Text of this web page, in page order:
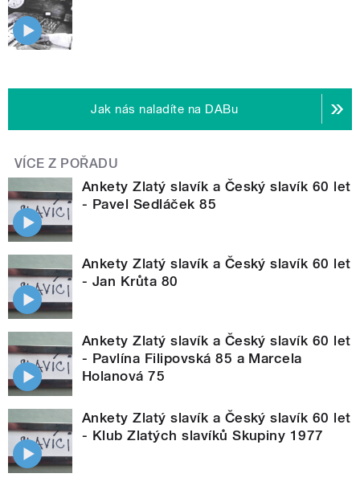
Jak nás naladíte na DABu
VÍCE Z POŘADU
Ankety Zlatý slavík a Český slavík 60 let
- Pavel Sedláček 85
Ankety Zlatý slavík a Český slavík 60 let
- Jan Krůta 80
Ankety Zlatý slavík a Český slavík 60 let
- Pavlína Filipovská 85 a Marcela
Holanová 75
Ankety Zlatý slavík a Český slavík 60 let
- Klub Zlatých slavíků Skupiny 1977